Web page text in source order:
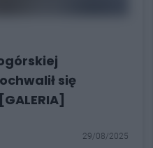
się
29/08/2025